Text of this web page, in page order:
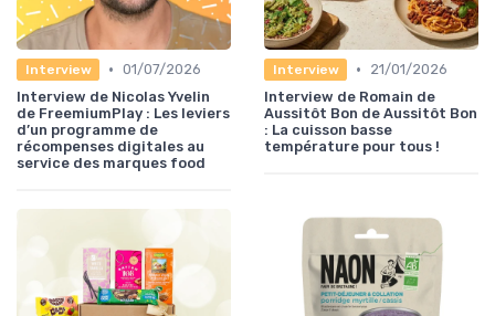
Interview • 01/07/2026
Interview de Nicolas Yvelin
de FreemiumPlay : Les leviers
d’un programme de
récompenses digitales au
service des marques food
Interview •
21/01/2026
Interview de Romain de
Aussitôt Bon de Aussitôt Bon
: La cuisson basse
température pour tous !